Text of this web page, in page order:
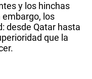
y los hinchas
embargo, los
desde Qatar hasta
que la